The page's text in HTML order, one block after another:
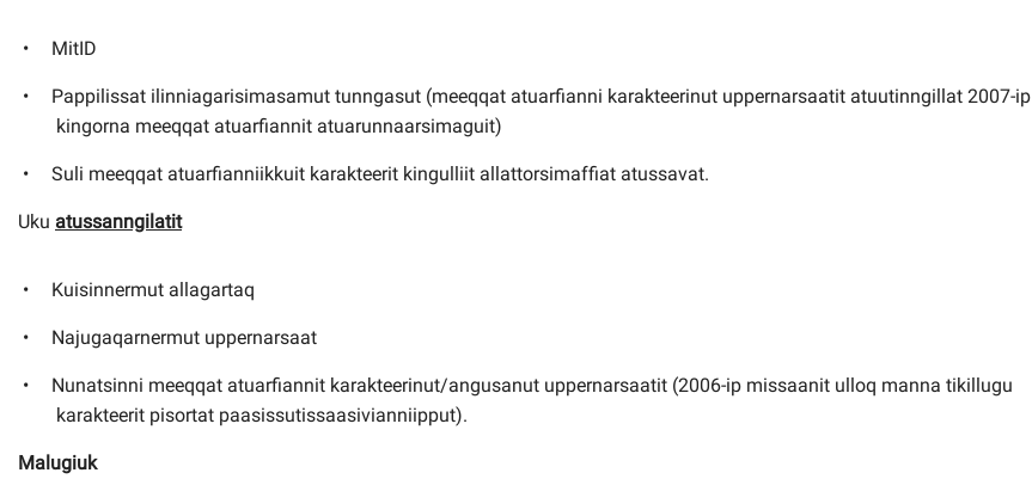
MitID
Pappilissat ilinniagarisimasamut tunngasut (meeqqat atuarfianni karakteerinut uppernarsaatit atuutinngillat 2007-ip
kingorna meeqqat atuarfiannit atuarunnaarsimaguit)
Suli meeqqat atuarfianniikkuit karakteerit kingulliit allattorsimaffiat atussavat.
Uku atussanngilatit
Kuisinnermut allagartaq
Najugaqarnermut uppernarsaat
Nunatsinni meeqqat atuarfiannit karakteerinut/angusanut uppernarsaatit (2006-ip missaanit ulloq manna tikillugu
karakteerit pisortat paasissutissaasivianniipput).
Malugiuk